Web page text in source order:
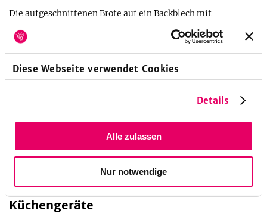
Diese Webseite verwendet Cookies
Details
Alle zulassen
Nur notwendige
Die aufgeschnittenen Brote auf ein Backblech mit
Jedes Brot mit etwas gebratenem Gemüse belegen, mit dem
Knoblauch-Öl beträufeln und die restlichen Kräuter darüber
geben. Für 10 - 15 Minuten im Backofen backen.
Küchengeräte